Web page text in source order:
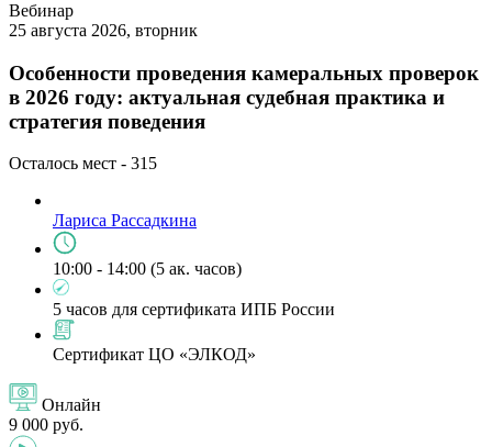
Вебинар
25 августа 2026, вторник
Особенности проведения камеральных проверок
в 2026 году: актуальная судебная практика и
стратегия поведения
Осталось мест - 315
Лариса Рассадкина
10:00 - 14:00 (5 ак. часов)
5 часов для сертификата ИПБ России
Сертификат ЦО «ЭЛКОД»
Онлайн
9 000 руб.